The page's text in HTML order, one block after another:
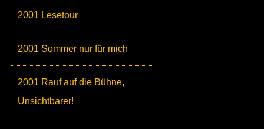
2001 Lesetour
2001 Sommer nur für mich
2001 Rauf auf die Bühne,
Unsichtbarer!